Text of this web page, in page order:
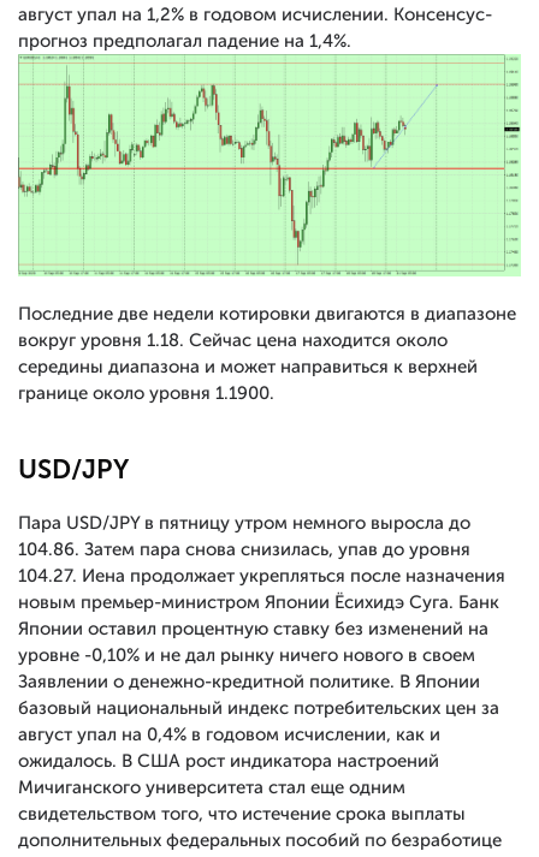
август упал на 1,2% в годовом исчислении. Консенсус-
прогноз предполагал падение на 1,4%.
Последние две недели котировки двигаются в диапазоне
вокруг уровня 1.18. Сейчас цена находится около
середины диапазона и может направиться к верхней
границе около уровня 1.1900.
USD/JPY
Пара USD/JPY в пятницу утром немного выросла до
104.86. Затем пара снова снизилась, упав до уровня
104.27. Иена продолжает укрепляться после назначения
новым премьер-министром Японии Ёсихидэ Суга. Банк
Японии оставил процентную ставку без изменений на
уровне -0,10% и не дал рынку ничего нового в своем
Заявлении о денежно-кредитной политике. В Японии
базовый национальный индекс потребительских цен за
август упал на 0,4% в годовом исчислении, как и
ожидалось. В США рост индикатора настроений
Мичиганского университета стал еще одним
свидетельством того, что истечение срока выплаты
дополнительных федеральных пособий по безработице